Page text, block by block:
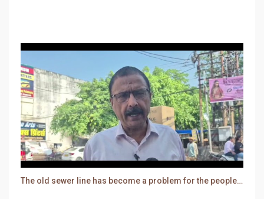
The old sewer line has become a problem for the people. Sewer water is entering people's houses.